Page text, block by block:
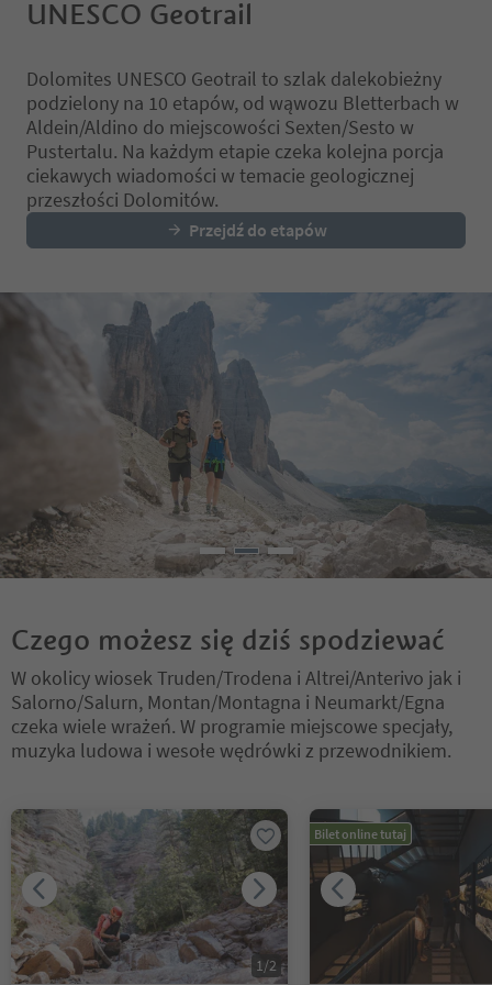
UNESCO Geotrail
Dolomites UNESCO Geotrail to szlak dalekobieżny
podzielony na 10 etapów, od wąwozu Bletterbach w
Aldein/Aldino do miejscowości Sexten/Sesto w
Pustertalu. Na każdym etapie czeka kolejna porcja
ciekawych wiadomości w temacie geologicznej
przeszłości Dolomitów.
Przejdź do etapów
Czego możesz się dziś spodziewać
W okolicy wiosek Truden/Trodena i Altrei/Anterivo jak i
Salorno/Salurn, Montan/Montagna i Neumarkt/Egna
czeka wiele wrażeń. W programie miejscowe specjały,
muzyka ludowa i wesołe wędrówki z przewodnikiem.
1/2
Bilet online tutaj